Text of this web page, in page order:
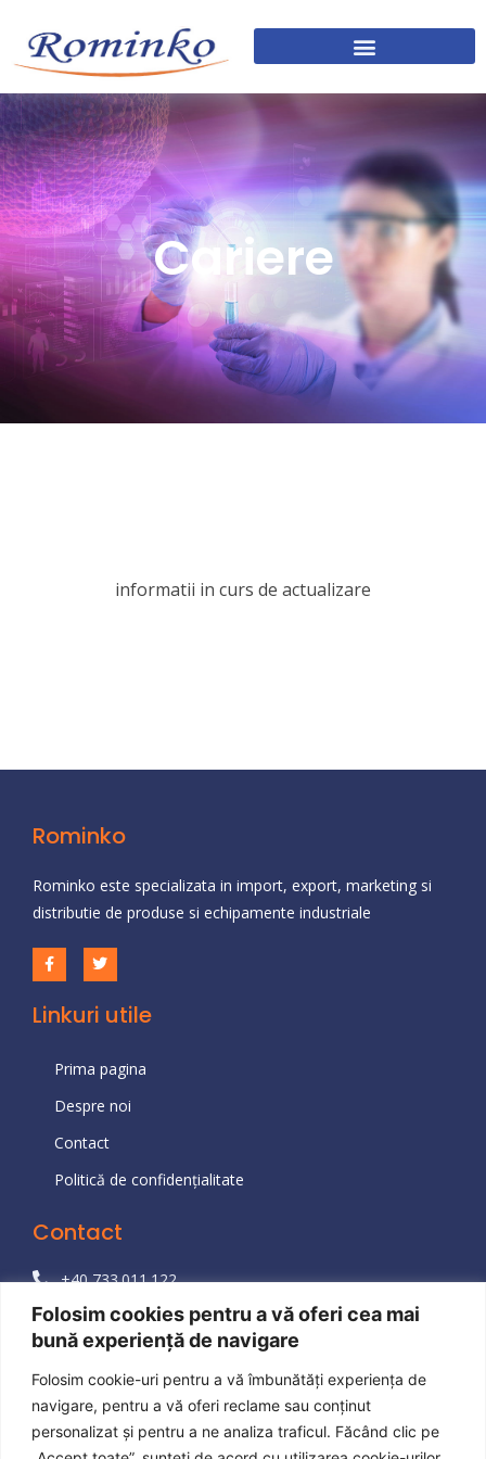
Folosim cookies pentru a vă oferi cea mai
bună experiență de navigare
Folosim cookie-uri pentru a vă îmbunătăți experiența de
navigare, pentru a vă oferi reclame sau conținut
personalizat și pentru a ne analiza traficul. Făcând clic pe
Cariere
informatii in curs de actualizare
Rominko
Rominko este specializata in import, export, marketing si
distributie de produse si echipamente industriale
Linkuri utile
Prima pagina
Despre noi
Contact
Politică de confidențialitate
Contact
+40 733.011.122
+40 723.190.242
bad@rominko.com
Str. Odei 82, Lot 159, sc. B, Etaj 7, ap. 57, sector 4,
041047, Bucuresti, Romania